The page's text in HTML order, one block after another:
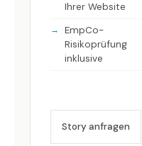
Ihrer Website
EmpCo-
Risikoprüfung
inklusive
Story anfragen